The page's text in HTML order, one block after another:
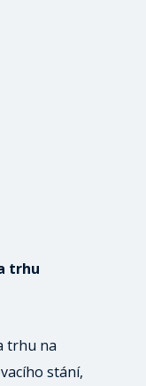
trhu
trhu na
stání,